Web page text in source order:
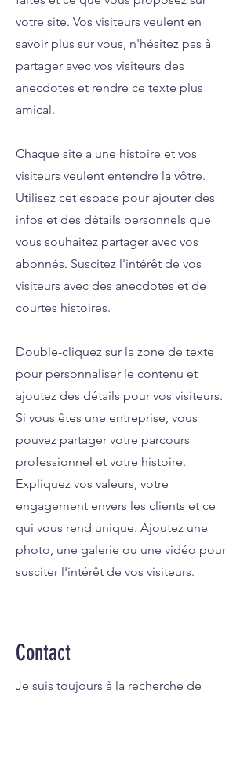
votre site. Vos visiteurs veulent en
savoir plus sur vous, n'hésitez pas à
partager avec vos visiteurs des
anecdotes et rendre ce texte plus
amical.
Chaque site a une histoire et vos
visiteurs veulent entendre la vôtre.
Utilisez cet espace pour ajouter des
infos et des détails personnels que
vous souhaitez partager avec vos
abonnés. Suscitez l'intérêt de vos
visiteurs avec des anecdotes et de
courtes histoires. ​
Double-cliquez sur la zone de texte
pour personnaliser le contenu et
ajoutez des détails pour vos visiteurs.
Si vous êtes une entreprise, vous
pouvez partager votre parcours
professionnel et votre histoire.
Expliquez vos valeurs, votre
engagement envers les clients et ce
qui vous rend unique. Ajoutez une
photo, une galerie ou une vidéo pour
susciter l'intérêt de vos visiteurs.
Contact
Je suis toujours à la recherche de